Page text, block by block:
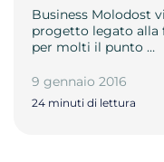
Business Molodost
progetto legato alla
per molti il punto …
9 gennaio 2016
24 minuti di lettura